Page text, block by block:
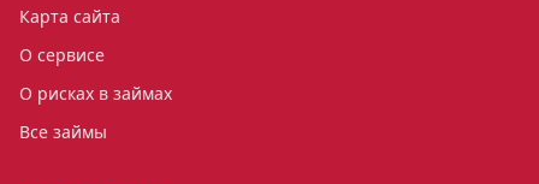
Карта сайта
О сервисе
О рисках в займах
Все займы